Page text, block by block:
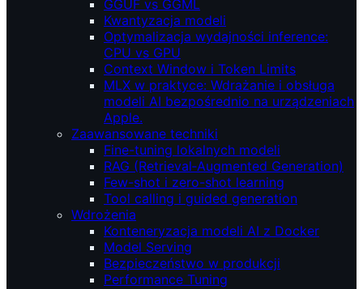
GGUF vs GGML
Kwantyzacja modeli
Optymalizacja wydajności inference:
CPU vs GPU
Context Window i Token Limits
MLX w praktyce: Wdrażanie i obsługa
modeli AI bezpośrednio na urządzeniach
Apple.
Zaawansowane techniki
Fine-tuning lokalnych modeli
RAG (Retrieval‑Augmented Generation)
Few-shot i zero-shot learning
Tool calling i guided generation
Wdrożenia
Konteneryzacja modeli AI z Docker
Model Serving
Bezpieczeństwo w produkcji
Performance Tuning